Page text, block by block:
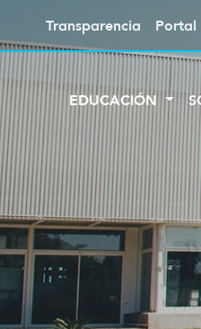
Transparencia Portal
EDUCACIÓN